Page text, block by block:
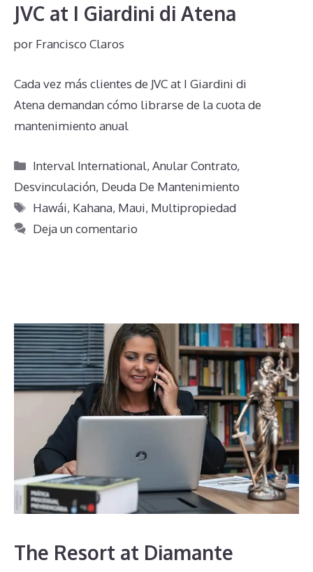
JVC at I Giardini di Atena
por Francisco Claros
Cada vez más clientes de JVC at I Giardini di
Atena demandan cómo librarse de la cuota de
mantenimiento anual
Categorías
Interval International,Anular Contrato,
Desvinculación, Deuda De Mantenimiento
Etiquetas
Hawái, Kahana, Maui, Multipropiedad
Deja un comentario
The Resort at Diamante